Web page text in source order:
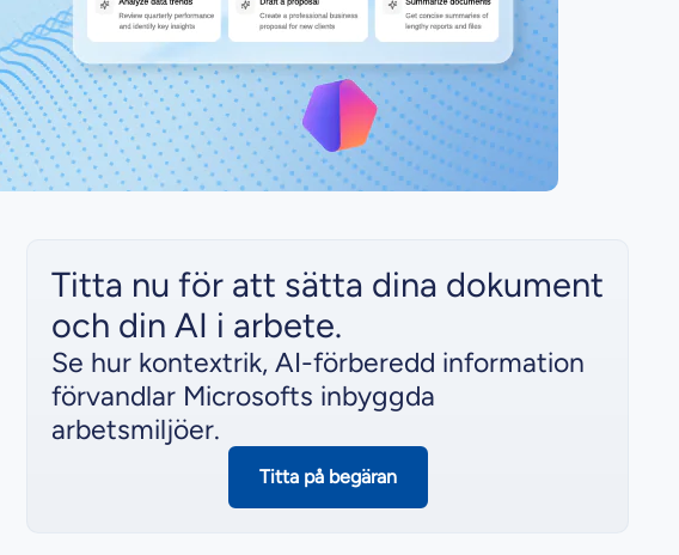
Titta nu för att sätta dina dokument
och din AI i arbete.
Se hur kontextrik, AI-förberedd information
förvandlar Microsofts inbyggda
arbetsmiljöer.
Titta på begäran